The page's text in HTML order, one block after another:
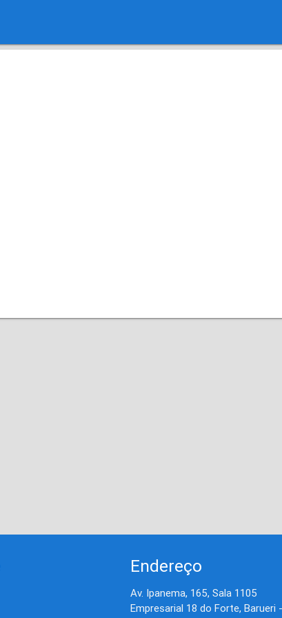
Endereço
Av. Ipanema, 165, Sala 1105
Empresarial 18 do Forte, Barueri